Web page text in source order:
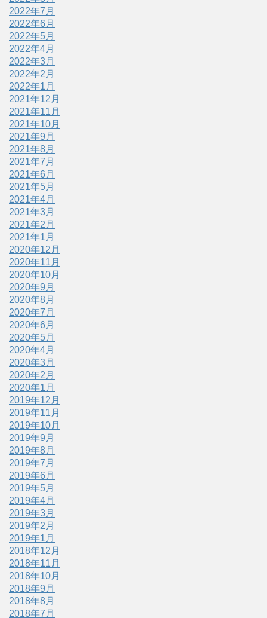
2022年7月
2022年6月
2022年5月
2022年4月
2022年3月
2022年2月
2022年1月
2021年12月
2021年11月
2021年10月
2021年9月
2021年8月
2021年7月
2021年6月
2021年5月
2021年4月
2021年3月
2021年2月
2021年1月
2020年12月
2020年11月
2020年10月
2020年9月
2020年8月
2020年7月
2020年6月
2020年5月
2020年4月
2020年3月
2020年2月
2020年1月
2019年12月
2019年11月
2019年10月
2019年9月
2019年8月
2019年7月
2019年6月
2019年5月
2019年4月
2019年3月
2019年2月
2019年1月
2018年12月
2018年11月
2018年10月
2018年9月
2018年8月
2018年7月